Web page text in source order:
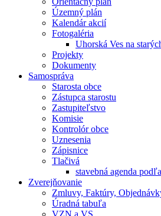
Územný plán
Kalendár akcií
Fotogaléria
Uhorská Ves na
Projekty
Dokumenty
Samospráva
Starosta obce
Zástupca starostu
Zastupiteľstvo
Komisie
Kontrolór obce
Uznesenia
Zápisnice
Tlačivá
stavebná agenda
Zverejňovanie
Zmluvy, Faktúry,
Úradná tabuľa
VZN a VS